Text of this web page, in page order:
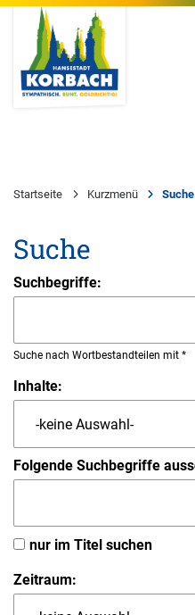
Startseite Kurzmenü Suche
Suche
Suchbegriffe:
Suche nach Wortbestandteilen mit *
Inhalte:
Folgende Suchbegriffe
nur im Titel suchen
Zeitraum: